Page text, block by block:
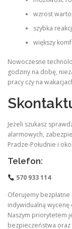
wzrost
szybka
większy
Nowoczesne
godziny na dobę,
pracy czy na
Jeżeli szukasz
alarmowych,
Pradze-Południe i
Telefon:
570 933 114
Oferujemy
indywidualną
Naszym priorytetem
bezpieczeństwa oraz